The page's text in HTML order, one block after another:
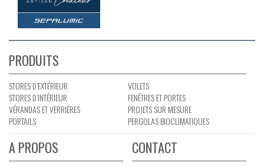
PRODUITS
STORES D’EXTÉRIEUR
STORES D’INTÉRIEUR
VÉRANDAS ET VERRIÈRES
PORTAILS
VOLETS
FENÊTRES ET PORTES
PROJETS SUR MESURE
PERGOLAS BIOCLIMATIQUES
A PROPOS CONTACT